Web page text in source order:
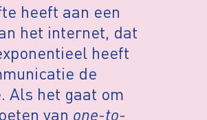
heeft aan een
het internet, dat
heeft
de
Als het gaat om
van one-to-